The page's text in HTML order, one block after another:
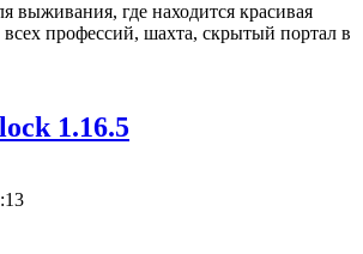
выживания, где находится красивая
профессий, шахта, скрытый портал в
1.16.5